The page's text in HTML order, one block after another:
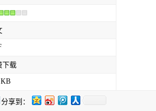
下载
KB
分享到：